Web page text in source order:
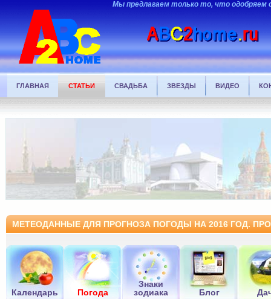
Мы предлагаем только то, что одобряем
ГЛАВНАЯ СТАТЬИ СВАДЬБА ЗВЕЗДЫ ВИДЕО
МЕТЕОДАННЫЕ ДЛЯ ПРОГНОЗА ПОГОДЫ НА 2016 ГОД.
Календарь Погода
Знаки
зодиака
Блог